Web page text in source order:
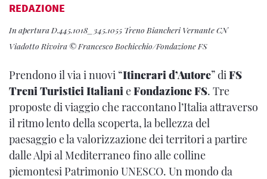
REDAZIONE
In apertura D.445.1018_345.1055 Treno Biancheri Vernante CN
Viadotto Rivoira © Francesco Bochicchio/Fondazione FS
Prendono il via i nuovi “Itinerari d’Autore” diFS
Treni Turistici ItalianieFondazione FS. Tre
proposte di viaggio che raccontano l’Italia attraverso
il ritmo lento della scoperta, la bellezza del
paesaggio e la valorizzazione dei territori a partire
dalle Alpi al Mediterraneo fino alle colline
piemontesi Patrimonio UNESCO. Un mondo da